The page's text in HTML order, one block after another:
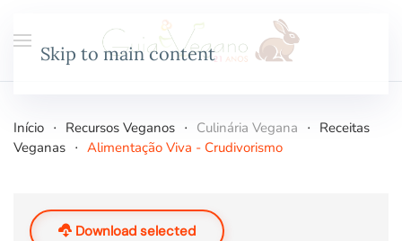
Skip to main content
Início Recursos Veganos Culinária Vegana
Receitas
Veganas
Alimentação Viva - Crudivorismo
Download selected